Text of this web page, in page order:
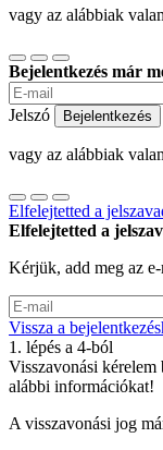
vagy az alábbiak
Bejelentkezés már
Jelszó
Bejelentkezés
vagy az alábbiak
Elfelejtetted a
Elfelejtetted a
Kérjük, add meg az
Vissza a
1 . lépés a 4-ból
Visszavonási kérelem
alábbi információkat!
A visszavonási jog